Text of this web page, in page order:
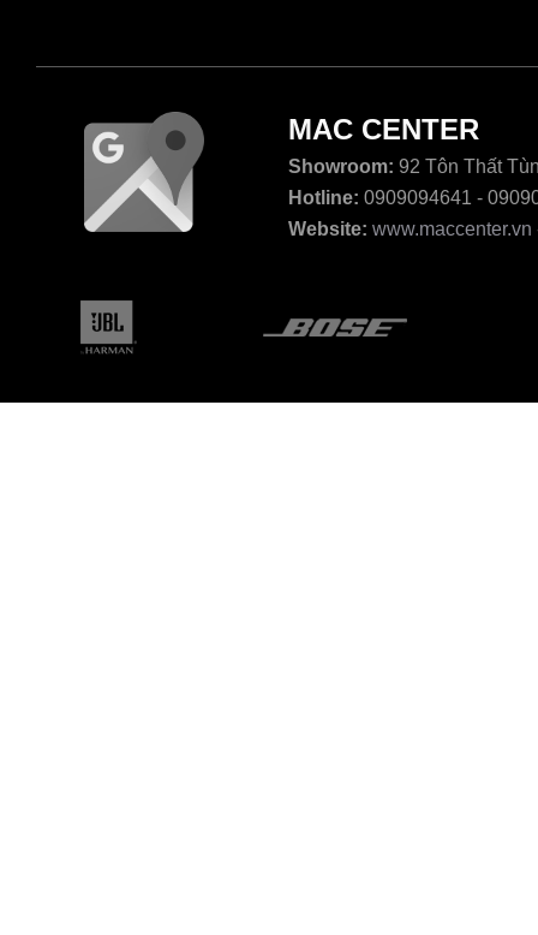
MAC CENTER
Showroom: 92 Tôn Thất
Hotline: 0909094641 -
Website: www.maccenter.vn